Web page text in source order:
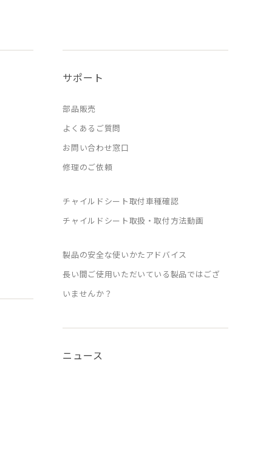
サポート
部品販売
よくあるご質問
お問い合わせ窓口
修理のご依頼
チャイルドシート取付車種確認
チャイルドシート取扱・取付方法動画
製品の安全な使いかたアドバイス
長い間ご使用いただいている製品ではござ
いませんか？
ニュース